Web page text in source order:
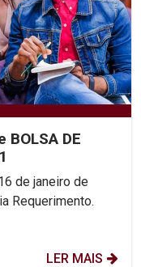
BOLSA DE
de janeiro de
LER MAIS